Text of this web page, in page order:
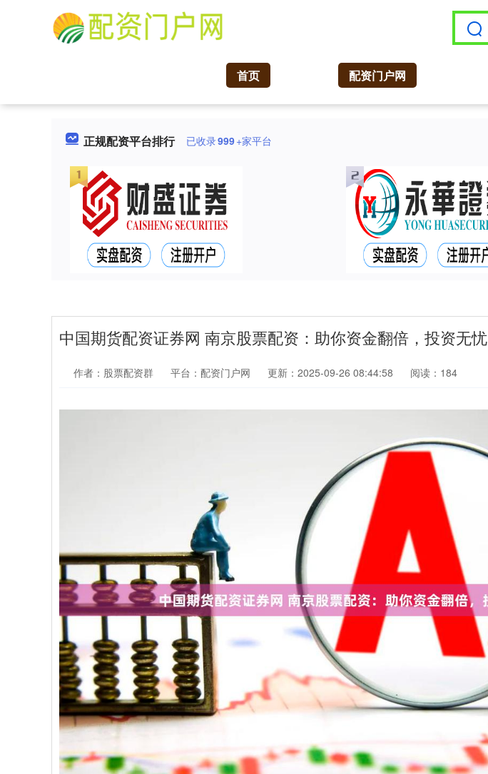
首页 配资门户网
正规配资平台排行 已收录999+家平台
中国期货配资证券网 南京股票配资：助你资金翻倍，投资无忧
作者：股票配资群 平台：配资门户网 更新：2025-09-26 08:44:58 阅读：184